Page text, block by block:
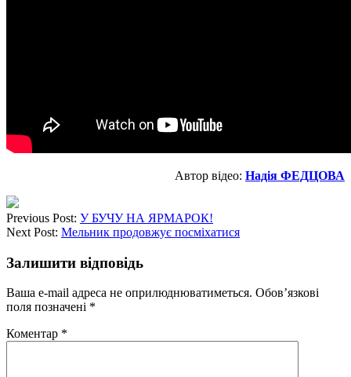
Автор відео: Надія ФЕДЦОВА
Previous Post: У БУЧУ НА ЯРМАРОК!
Next Post: Мельник продовжує посміхатися
Залишити відповідь
Ваша e-mail адреса не оприлюднюватиметься. Обов’язкові
поля позначені *
Коментар *